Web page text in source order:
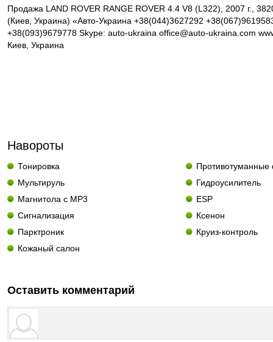
Продажа LAND ROVER RANGE ROVER 4.4 V8 (L322), 2007 г.,
(Киев, Украина) «Авто-Украина +38(044)3627292
+38(093)9679778 Skype: auto-ukraina office@auto-ukraina.com
Киев, Украина
Навороты
Тонировка
Мультируль
Гидроусилитель
Магнитола с MP3
ESP
Сигнализация
Ксенон
Парктроник
Круиз-контроль
Кожаный салон
Оставить комментарий